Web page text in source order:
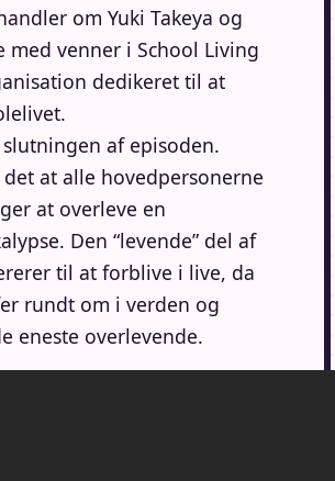
om Yuki Takeya og
med venner i School Living
dedikeret til at
af episoden.
at alle hovedpersonerne
at overleve en
Den “levende” del af
til at forblive i live, da
rundt om i verden og
eneste overlevende.